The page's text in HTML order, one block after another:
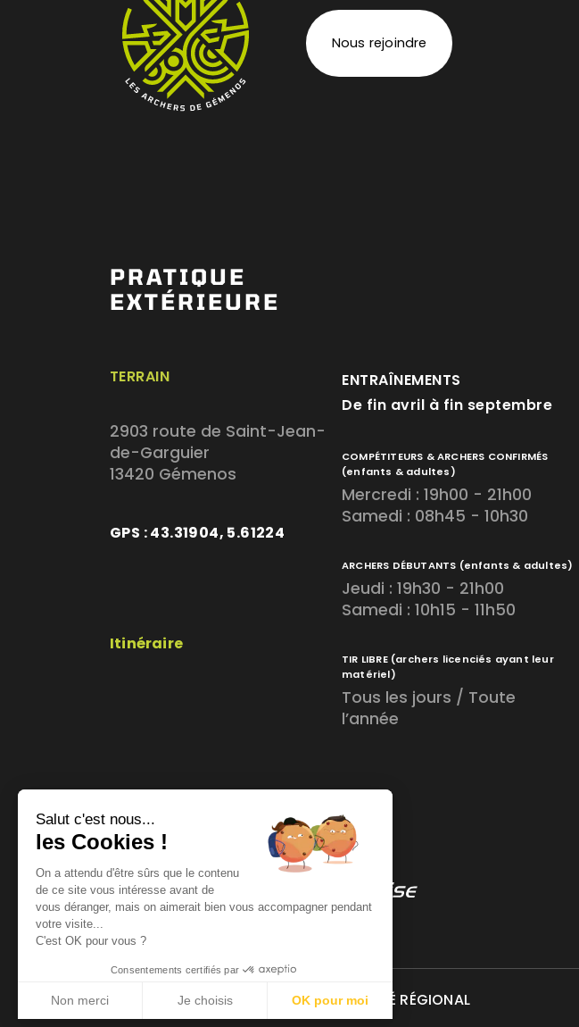
Nous rejoindre
PRATIQUE
EXTÉRIEURE
TERRAIN
2903 route de Saint-Jean-
de-Garguier
13420 Gémenos
GPS : 43.31904, 5.61224
Itinéraire
ENTRAÎNEMENTS
De fin avril à fin septembre
COMPÉTITEURS & ARCHERS CONFIRMÉS
(enfants & adultes)
Mercredi : 19h00 - 21h00
Samedi : 08h45 - 10h30
ARCHERS DÉBUTANTS (enfants & adultes)
Jeudi : 19h30 - 21h00
Samedi : 10h15 - 11h50
TIR LIBRE (archers licenciés ayant leur
matériel)
Tous les jours / Toute
l’année
COMITÉ DÉPARTEMENTAL COMITÉ RÉGIONAL
Salut c'est nous...
les Cookies !
On a attendu d'être sûrs que le contenu
de ce site vous intéresse avant de
vous déranger, mais on aimerait bien vous accompagner pendant
votre visite...
C'est OK pour vous ?
Consentements certifiés par
Non merci Je choisis OK pour moi